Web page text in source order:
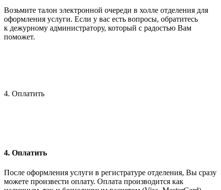
Возьмите талон электронной очереди в холле отделения для
оформления услуги. Если у вас есть вопросы, обратитесь
к дежурному администратору, который с радостью Вам
поможет.
4. Оплатить
4. Оплатить
После оформления услуги в регистратуре отделения, Вы сразу
можете произвести оплату. Оплата производится как